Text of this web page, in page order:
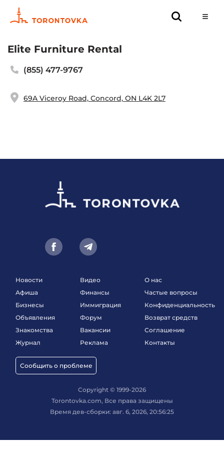
Elite Furniture Rental
(855) 477-9767
69A Viceroy Road, Concord, ON L4K 2L7
Новости
Афиша
Бизнесы
Объявления
Знакомства
Журнал
Сообщить о проблеме
Видео
Финансы
Иммиграция
Форум
Вакансии
Реклама
О нас
Частые вопросы
Конфиденциальность
Возврат средств
Соглашение
Контакты
Copyright © 1999-2026
Torontovka.com, Все права защищены
Время дев-сборки: авг. 6, 2026, 20:56:25